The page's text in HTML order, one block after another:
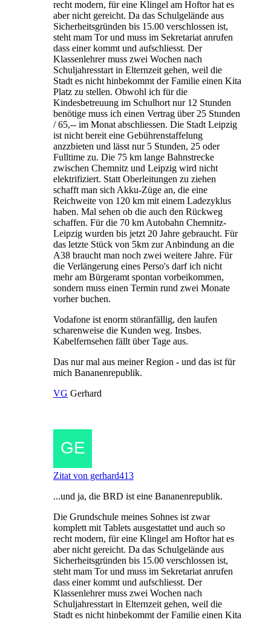
recht modern, für eine Klingel am Hoftor hat es
aber nicht gereicht. Da das Schulgelände aus
Sicherheitsgründen bis 15.00 verschlossen ist,
steht mam Tor und muss im Sekretariat anrufen
dass einer kommt und aufschliesst. Der
Klassenlehrer muss zwei Wochen nach
Schuljahresstart in Elternzeit gehen, weil die
Stadt es nicht hinbekommt der Familie einen Kita
Platz zu stellen. Obwohl ich für die
Kindesbetreuung im Schulhort nur 12 Stunden
benötige muss ich einen Vertrag über 25 Stunden
/ 65,-- im Monat abschliessen. Die Stadt Leipzig
ist nicht bereit eine Gebührenstaffelung
anzzbieten und lässt nur 5 Stunden, 25 oder
Fulltime zu. Die 75 km lange Bahnstrecke
zwischen Chemnitz und Leipzig wird nicht
elektrifiziert. Statt Oberleitungen zu ziehen
schafft man sich Akku-Züge an, die eine
Reichweite von 120 km mit einem Ladezyklus
haben. Mal sehen ob die auch den Rückweg
schaffen. Für die 70 km Autobahn Chemnitz-
Leipzig wurden bis jetzt 20 Jahre gebraucht. Für
das letzte Stück von 5km zur Anbindung an die
A38 braucht man noch zwei weitere Jahre. Für
die Verlängerung eines Perso's darf ich nicht
mehr am Bürgeramt spontan vorbeikommen,
sondern muss einen Termin rund zwei Monate
vorher buchen.
Vodafone ist enorm störanfällig, den laufen
scharenweise die Kunden weg. Insbes.
Kabelfernsehen fällt über Tage aus.
Das nur mal aus meiner Region - und das ist für
mich Bananenrepublik.
VG Gerhard
Zitat von gerhard413
...und ja, die BRD ist eine Bananenrepublik.
Die Grundschule meines Sohnes ist zwar
komplett mit Tablets ausgestattet und auch so
recht modern, für eine Klingel am Hoftor hat es
aber nicht gereicht. Da das Schulgelände aus
Sicherheitsgründen bis 15.00 verschlossen ist,
steht mam Tor und muss im Sekretariat anrufen
dass einer kommt und aufschliesst. Der
Klassenlehrer muss zwei Wochen nach
Schuljahresstart in Elternzeit gehen, weil die
Stadt es nicht hinbekommt der Familie einen Kita